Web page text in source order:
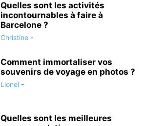
Quelles sont les activités
incontournables à faire à
Barcelone ?
Christine -
Comment immortaliser vos
souvenirs de voyage en photos ?
Lionel -
Quelles sont les meilleures